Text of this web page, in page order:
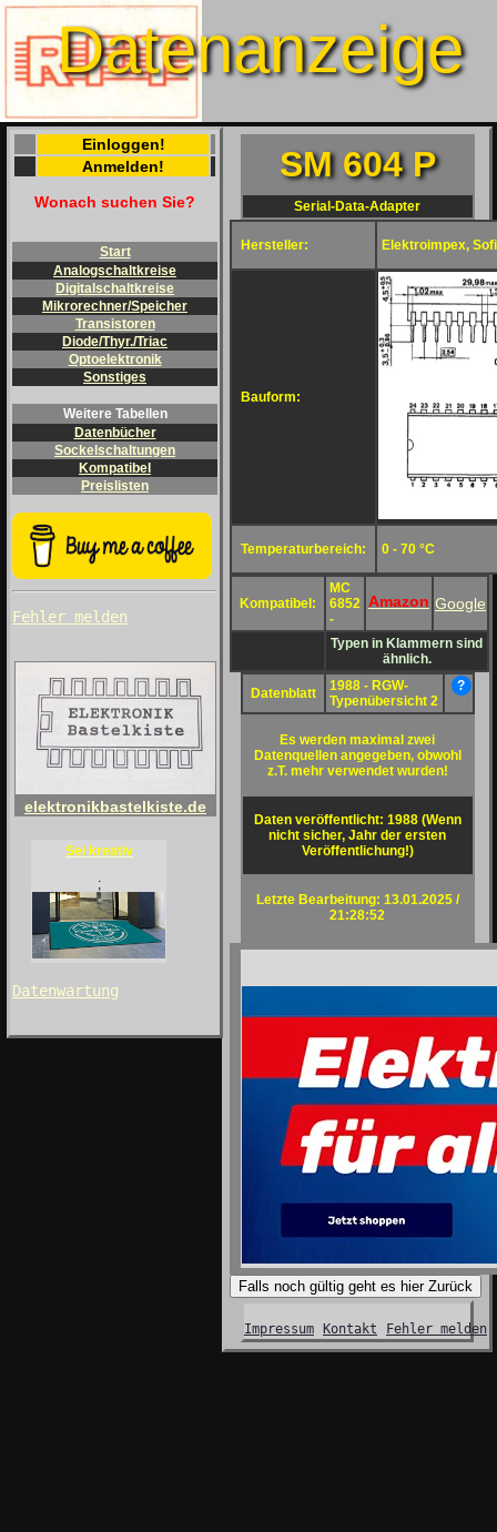
Datenanzeige
Einloggen!
Anmelden!
Wonach suchen Sie?
Start
Analogschaltkreise
Digitalschaltkreise
Mikrorechner/Speicher
Transistoren
Diode/Thyr./Triac
Optoelektronik
Sonstiges
Weitere Tabellen
Datenbücher
Sockelschaltungen
Kompatibel
Preislisten
Fehler melden
elektronikbastelkiste.de
Sei kreativ
;
Datenwartung
SM 604 P
Serial-Data-Adapter
Hersteller: Elektroimpex,
Bauform:
Temperaturbereich: 0 - 70 °C
Kompatibel:
MC
6852
-
Amazon Google
Typen in Klammern sind
ähnlich.
Datenblatt
1988 - RGW-
Typenübersicht 2
?
Es werden maximal zwei
Datenquellen angegeben, obwohl
z.T. mehr verwendet wurden!
Daten veröffentlicht: 1988 (Wenn
nicht sicher, Jahr der ersten
Veröffentlichung!)
Letzte Bearbeitung: 13.01.2025 /
21:28:52
Falls noch gültig geht es hier Zurück
Impressum Kontakt Fehler melden